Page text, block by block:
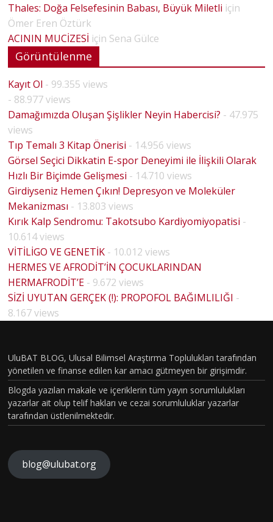
Thales: Doğa Felsefesinin Babası, Büyük Miletli için
Ömer Eren Öztürk
ACININ MUCİZESİ için Sena Gülce
Görüntülenme
Kayıt Ol - 99.355 views
- 88.977 views
Damağımızda Oluşan Şişlikler Neyin Habercisi? - 47.975
views
Tıp Temalı 3 Kitap Önerisi - 14.956 views
Görsel Seçici Dikkatin E-spor Deneyimi ile İlişkili Olarak
Hızlı Bir Biçimde Gelişmesi - 14.710 views
Girdiyseniz Hemen Çıkın! Depresyon ve Moleküler
Mekanizması - 13.803 views
Kırık Kalp Sendromu: Takotsubo Kardiyomiyopatisi -
10.614 views
VİTİLİGO VE GENETİK - 10.012 views
HERMES VE AFRODİT’İN ÇOCUKLARINDAN
HERMAFRODİT’E - 9.672 views
SİZİ UYUTAN GERÇEK (!): PROPOFOL BAĞIMLILIĞI -
8.167 views
UluBAT BLOG, Ulusal Bilimsel Araştırma Toplulukları tarafından
yönetilen ve finanse edilen kar amacı gütmeyen bir girişimdir.
Blogda yazılan makale ve içeriklerin tüm yayın sorumlulukları
yazarlar ait olup telif hakları ve cezai sorumluluklar yazarlar
tarafından üstlenilmektedir.
blog@ulubat.org
HOUSE
MD
BÖLÜM
VAKASI
GERÇEK
OLDU :
TÜRKİY